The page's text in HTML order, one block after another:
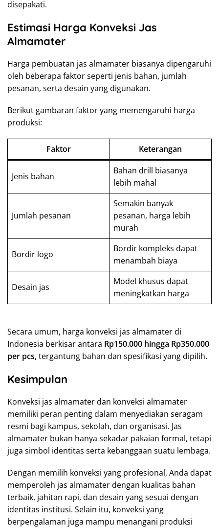
disepakati.
Estimasi Harga Konveksi Jas
Almamater
Harga pembuatan jas almamater biasanya dipengaruhi
oleh beberapa faktor seperti jenis bahan, jumlah
pesanan, serta desain yang digunakan.
Berikut gambaran faktor yang memengaruhi harga
produksi:
Faktor Keterangan
Jenis bahan
Bahan drill biasanya
lebih mahal
Jumlah pesanan
Semakin banyak
pesanan, harga lebih
murah
Bordir logo
Bordir kompleks dapat
menambah biaya
Desain jas
Model khusus dapat
meningkatkan harga
Secara umum, harga konveksi jas almamater di
Indonesia berkisar antara Rp150.000 hingga Rp350.000
per pcs, tergantung bahan dan spesifikasi yang dipilih.
Kesimpulan
Konveksi jas almamater dan konveksi almamater
memiliki peran penting dalam menyediakan seragam
resmi bagi kampus, sekolah, dan organisasi. Jas
almamater bukan hanya sekadar pakaian formal, tetapi
juga simbol identitas serta kebanggaan suatu lembaga.
Dengan memilih konveksi yang profesional, Anda dapat
memperoleh jas almamater dengan kualitas bahan
terbaik, jahitan rapi, dan desain yang sesuai dengan
identitas institusi. Selain itu, konveksi yang
berpengalaman juga mampu menangani produksi